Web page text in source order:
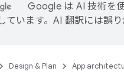
Google は AI 技術を
ています。AI 翻訳には誤り
Design & Plan App